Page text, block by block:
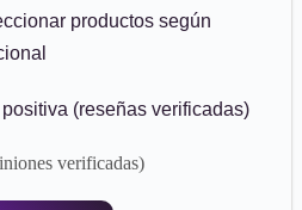
productos según
(reseñas verificadas)
verificadas)